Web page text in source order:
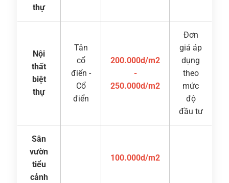
thự
Nội
thất
biệt
thự
Tân
cổ
điển -
Cổ
điển
200.000d/m2
-
250.000d/m2
Đơn
giá áp
dụng
theo
mức
độ
đầu tư
Sân
vườn
tiểu
cảnh
100.000d/m2